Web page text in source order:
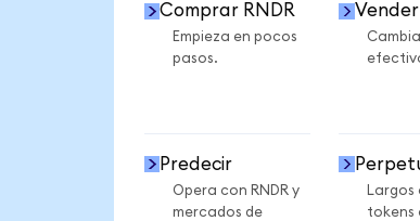
Comprar RNDR
Empieza en pocos
pasos.
Vender
Predecir
Opera con RNDR y
mercados de
Largos
tokens